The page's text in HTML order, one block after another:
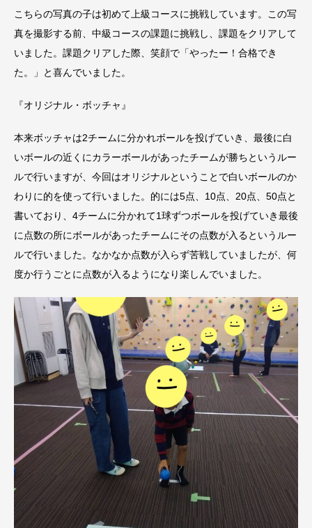
こちらの写真の子は初めて上級コースに挑戦しています。この写
真を撮影する前、中級コースの課題に挑戦し、課題をクリアして
いました。課題クリアした際、笑顔で「やったー！合格でき
た。」と喜んでいました。
『オリジナル・ボッチャ』
本来ボッチャは2チームに分かれボールを投げていき、最後に白
いボールの近くにカラーボールがあったチームが勝ちというルー
ルで行いますが、今回はオリジナルということで白いボールのか
わりに的を使って行いました。的には5点、10点、20点、50点と
書いており、4チームに分かれて1球ずつボールを投げていき最後
に点数の所にボールがあったチームにその点数が入るというルー
ルで行いました。なかなか点数が入らず苦戦していましたが、何
度か行うごとに点数が入るようになり楽しんでいました。